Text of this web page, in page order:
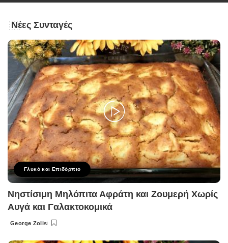
Νέες Συνταγές
Γλυκό και Επιδόρπιο
Νηστίσιμη Μηλόπιτα Αφράτη και Ζουμερή Χωρίς
Αυγά και Γαλακτοκομικά
Posted
George Zolis